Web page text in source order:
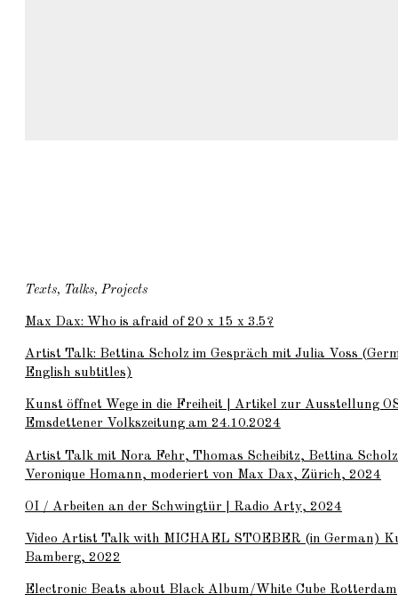
Texts, Talks, Projects
Max Dax: Who is afraid of 20 x 15 x 3.5?
Artist Talk: Bettina Scholz im Gespräch mit Julia Voss
English subtitles)
Kunst öffnet Wege in die Freiheit | Artikel zur Ausstellung
Emsdettener Volkszeitung am 24.10.2024
Artist Talk mit Nora Fehr, Thomas Scheibitz, Bettina
Veronique Homann, moderiert von Max Dax, Zürich, 2024
OI / Arbeiten an der Schwingtür | Radio Arty, 2024
Video Artist Talk with MICHAEL STOEBER (in German)
Bamberg, 2022
Electronic Beats about Black Album/White Cube